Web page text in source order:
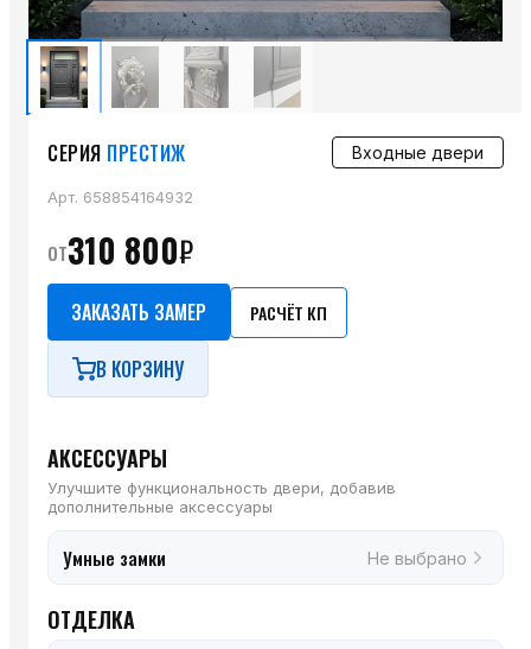
СЕРИЯ ПРЕСТИЖ Входные двери
Арт. 658854164932
от310 800₽
ЗАКАЗАТЬ ЗАМЕР РАСЧЁТ КП
В КОРЗИНУ
АКСЕССУАРЫ
Улучшите функциональность двери, добавив
дополнительные аксессуары
Умные замки Не выбрано
ОТДЕЛКА